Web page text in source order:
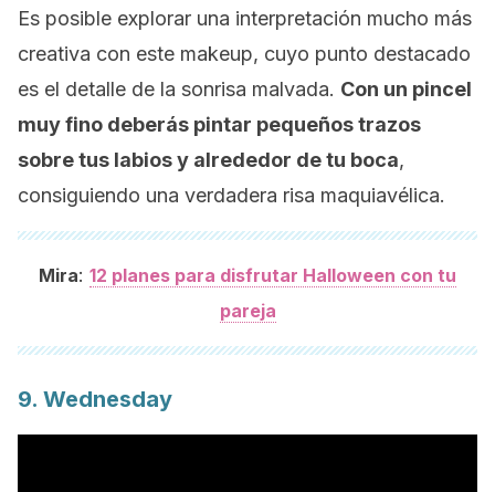
Es posible explorar una interpretación mucho más
creativa con este makeup, cuyo punto destacado
es el detalle de la sonrisa malvada. Con un pincel
muy fino deberás pintar pequeños trazos
sobre tus labios y alrededor de tu boca,
consiguiendo una verdadera risa maquiavélica.
Mira: 12 planes para disfrutar Halloween con tu
pareja
9. Wednesday